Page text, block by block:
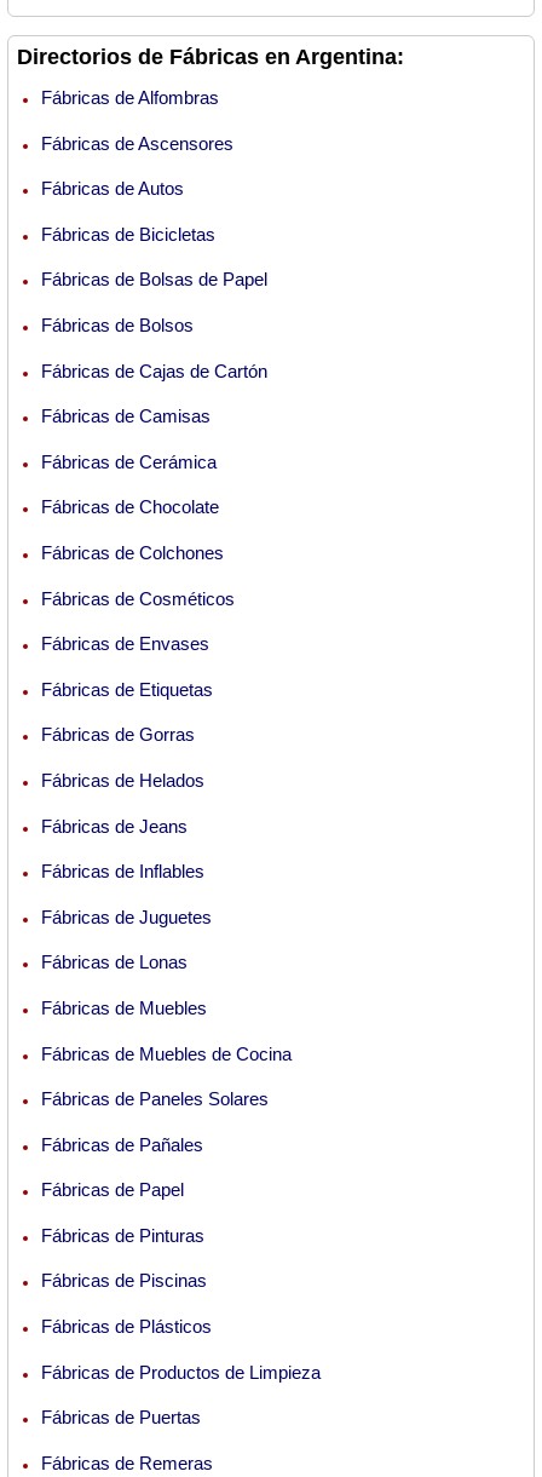
Directorios de Fábricas en Argentina:
Fábricas de Alfombras
Fábricas de Ascensores
Fábricas de Autos
Fábricas de Bicicletas
Fábricas de Bolsas de Papel
Fábricas de Bolsos
Fábricas de Cajas de Cartón
Fábricas de Camisas
Fábricas de Cerámica
Fábricas de Chocolate
Fábricas de Colchones
Fábricas de Cosméticos
Fábricas de Envases
Fábricas de Etiquetas
Fábricas de Gorras
Fábricas de Helados
Fábricas de Jeans
Fábricas de Inflables
Fábricas de Juguetes
Fábricas de Lonas
Fábricas de Muebles
Fábricas de Muebles de Cocina
Fábricas de Paneles Solares
Fábricas de Pañales
Fábricas de Papel
Fábricas de Pinturas
Fábricas de Piscinas
Fábricas de Plásticos
Fábricas de Productos de Limpieza
Fábricas de Puertas
Fábricas de Remeras